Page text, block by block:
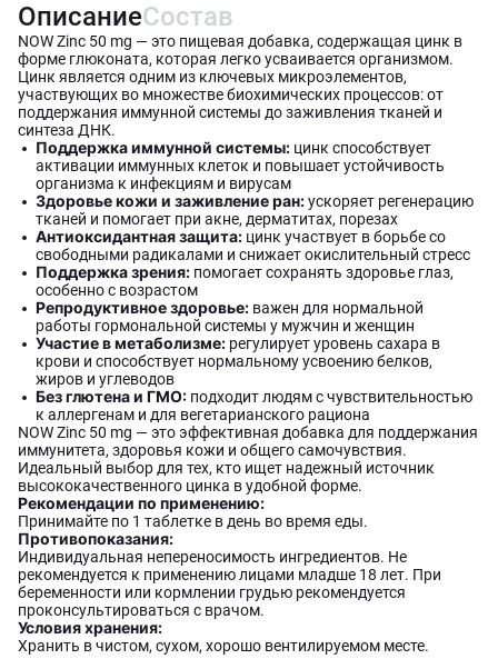
ОписаниеСостав
NOW Zinc 50 mg — это пищевая добавка, содержащая цинк в
форме глюконата, которая легко усваивается организмом.
Цинк является одним из ключевых микроэлементов,
участвующих во множестве биохимических процессов: от
поддержания иммунной системы до заживления тканей и
синтеза ДНК.
Поддержка иммунной системы: цинк способствует
активации иммунных клеток и повышает устойчивость
организма к инфекциям и вирусам
Здоровье кожи и заживление ран:ускоряет регенерацию
тканей и помогает при акне, дерматитах, порезах
Антиоксидантная защита: цинк участвует в борьбе со
свободными радикалами и снижает окислительный стресс
Поддержка зрения: помогает сохранять здоровье глаз,
особенно с возрастом
Репродуктивное здоровье: важен для нормальной
работы гормональной системы у мужчин и женщин
Участие в метаболизме: регулирует уровень сахара в
крови и способствует нормальному усвоению белков,
жиров и углеводов
Без глютена и ГМО: подходит людям с чувствительностью
к аллергенам и для вегетарианского рациона
NOW Zinc 50 mg — это эффективная добавка для поддержания
иммунитета, здоровья кожи и общего самочувствия.
Идеальный выбор для тех, кто ищет надежный источник
высококачественного цинка в удобной форме.
Рекомендации по применению:
Принимайте по 1 таблетке в день во время еды.
Противопоказания:
Индивидуальная непереносимость ингредиентов. Не
рекомендуется к применению лицами младше 18 лет. При
беременности или кормлении грудью рекомендуется
проконсультироваться с врачом.
Условия хранения:
Хранить в чистом, сухом, хорошо вентилируемом месте.